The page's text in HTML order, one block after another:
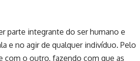
parte integrante do ser humano e
e no agir de qualquer indivíduo. Pelo
com o outro, fazendo com que as